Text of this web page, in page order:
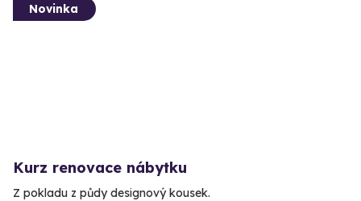
Novinka
Kurz renovace nábytku
Z pokladu z půdy designový kousek.